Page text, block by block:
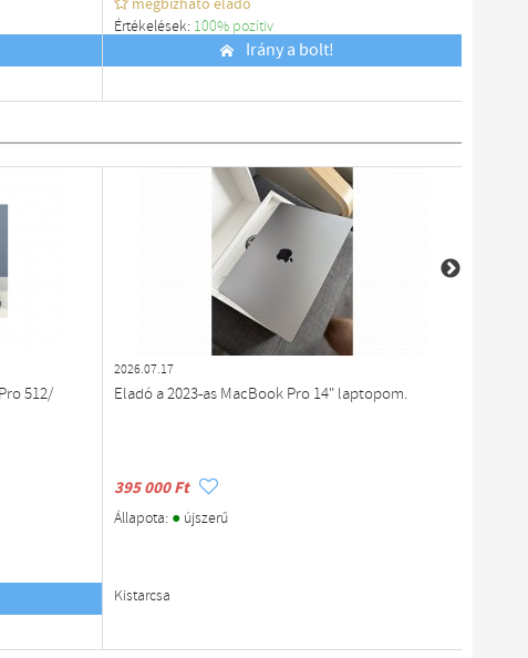
Értékelések: 100% pozítiv
Irány a bolt!
512/
2026.07.17
Eladó a 2023-as MacBook Pro 14" laptopom.
395 000 Ft
Állapota: ●újszerű
Kistarcsa